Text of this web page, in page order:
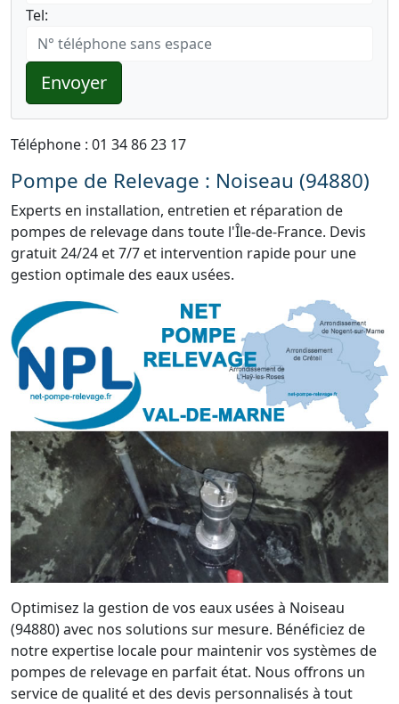
Tel:
Envoyer
Téléphone : 01 34 86 23 17
Pompe de Relevage : Noiseau (94880)
Experts en installation, entretien et réparation de
pompes de relevage dans toute l'Île-de-France. Devis
gratuit 24/24 et 7/7 et intervention rapide pour une
gestion optimale des eaux usées.
Optimisez la gestion de vos eaux usées à Noiseau
(94880) avec nos solutions sur mesure. Bénéficiez de
notre expertise locale pour maintenir vos systèmes de
pompes de relevage en parfait état. Nous offrons un
service de qualité et des devis personnalisés à tout